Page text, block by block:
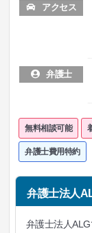
アクセス
弁護士
無料相談可能
弁護士費用特約
弁護士法人
弁護士法人